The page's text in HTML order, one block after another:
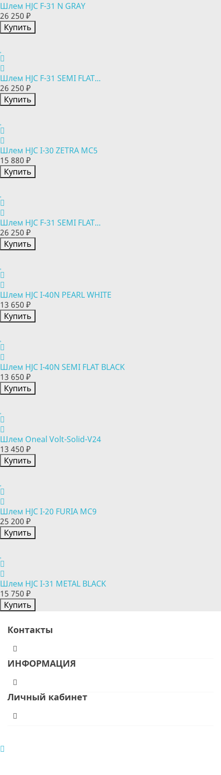
Шлем HJC F-31 N GRAY
26 250 ₽
Купить
Шлем HJC F-31 SEMI FLAT...
26 250 ₽
Купить
Шлем HJC I-30 ZETRA MC5
15 880 ₽
Купить
Шлем HJC F-31 SEMI FLAT...
26 250 ₽
Купить
Шлем HJC I-40N PEARL WHITE
13 650 ₽
Купить
Шлем HJC I-40N SEMI FLAT BLACK
13 650 ₽
Купить
Шлем Oneal Volt-Solid-V24
13 450 ₽
Купить
Шлем HJC I-20 FURIA MC9
25 200 ₽
Купить
Шлем HJC I-31 METAL BLACK
15 750 ₽
Купить
Контакты
ИНФОРМАЦИЯ
Личный кабинет